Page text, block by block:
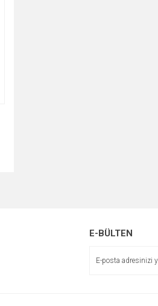
E-BÜLTEN